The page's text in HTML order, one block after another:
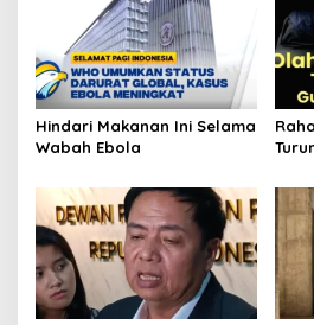
Hindari Makanan Ini Selama
Wabah Ebola